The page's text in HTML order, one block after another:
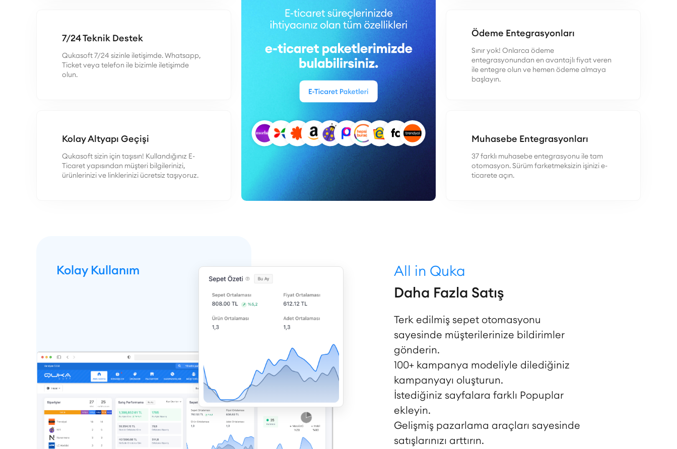
7/24 Teknik Destek
Qukasoft 7/24 sizinle iletişimde. Whatsapp,
Ticket veya telefon ile bizimle iletişimde
olun.
Kolay Altyapı Geçişi
Qukasoft sizin için taşısın! Kullandığınız E-
Ticaret yapısından müşteri bilgilerinizi,
ürünlerinizi ve linklerinizi ücretsiz taşıyoruz.
Ödeme Entegrasyonları
Sınır yok! Onlarca ödeme
entegrasyonundan en avantajlı fiyat veren
ile entegre olun ve hemen ödeme almaya
başlayın.
Muhasebe Entegrasyonları
37 farklı muhasebe entegrasyonu ile tam
otomasyon. Sürüm farketmeksizin işinizi e-
ticarete açın.
Kolay Kullanım
All in Quka
Daha Fazla Satış
Terk edilmiş sepet otomasyonu
sayesinde müşterilerinize bildirimler
gönderin.
100+ kampanya modeliyle dilediğiniz
kampanyayı oluşturun.
İstediğiniz sayfalara farklı Popuplar
ekleyin.
Gelişmiş pazarlama araçları sayesinde
satışlarınızı arttırın.